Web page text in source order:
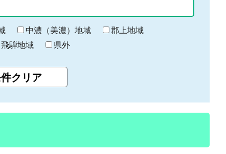
中濃（美濃）地域
郡上地域
飛騨地域 県外